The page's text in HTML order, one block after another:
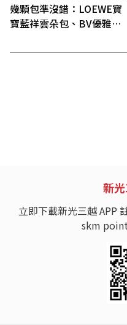
幾顆包準沒錯：LOEWE寶
寶藍祥雲朵包、BV優雅玉
形手環包、GUCCI Ancora
新
立即下載新光三越 APP
skm